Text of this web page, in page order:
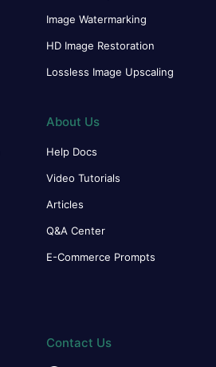
Image Watermarking
HD Image Restoration
Lossless Image Upscaling
About Us
Help Docs
Video Tutorials
Articles
Q&A Center
E-Commerce Prompts
Contact Us